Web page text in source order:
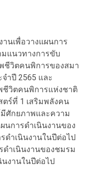
นเพื่อวางแผนการ
แนวทางการขับ
ชีวิตคนพิการของสมา
ำปี 2565 และ
วิตคนพิการแห่งชาติ
ตร์ที่ 1 เสริมพลังคน
ศักยภาพและความ
นการดำเนินงานของ
ดำเนินงานในปีต่อไป
ดำเนินงานของชมรม
นงานในปีต่อไป